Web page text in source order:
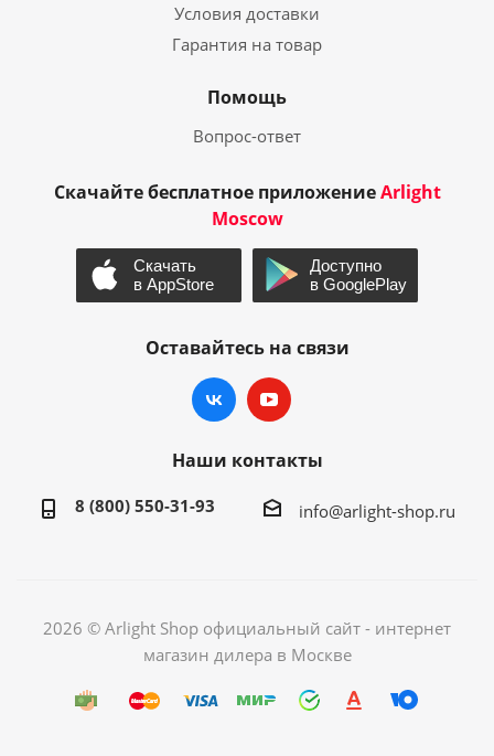
Условия доставки
Гарантия на товар
Помощь
Вопрос-ответ
Скачайте бесплатное приложениеArlight
Moscow
Оставайтесь на связи
Наши контакты
8 (800) 550-31-93 info@arlight-shop.ru
2026 © Arlight Shop официальный сайт - интернет
магазин дилера в Москве